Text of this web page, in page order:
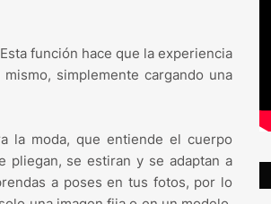
función hace que la experiencia
simplemente cargando una
la moda, que entiende el cuerpo
pliegan, se estiran y se adaptan a
a poses en tus fotos, por lo